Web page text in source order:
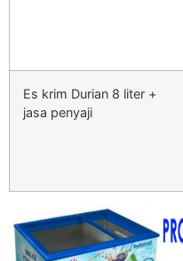
Es krim Durian 8 liter +
jasa penyaji